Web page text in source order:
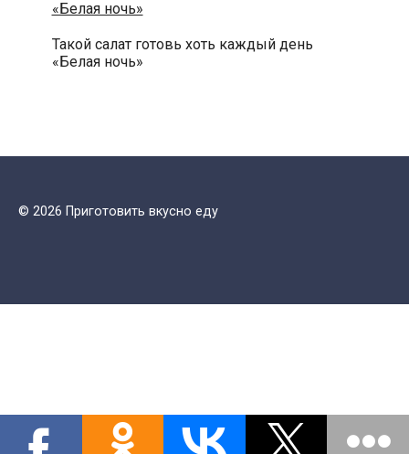
Такой салат готовь хоть каждый день
«Белая ночь»
© 2026 Приготовить вкусно еду